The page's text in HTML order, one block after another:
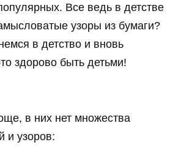
Все ведь в детстве
узоры из бумаги?
в детство и вновь
здорово быть детьми!
в них нет множества
и узоров: